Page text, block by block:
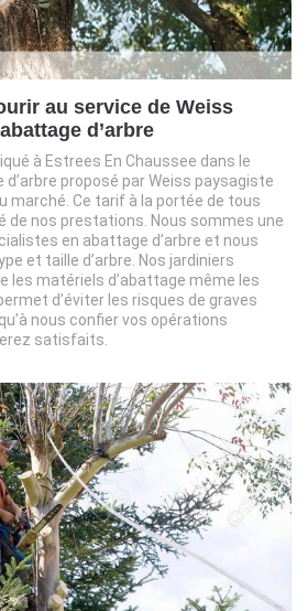
au service de Weiss
d’arbre
à Estrees En Chaussee dans le
d’arbre proposé par Weiss paysagiste
marché. Ce tarif à la portée de tous
de nos prestations. Nous sommes une
en abattage d’arbre et nous
et taille d’arbre. Nos jardiniers
les matériels d’abattage même les
d’éviter les risques de graves
nous confier vos opérations
satisfaits.